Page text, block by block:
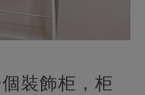
裝飾柜，柜